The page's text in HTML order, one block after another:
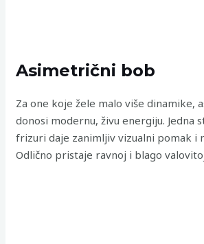
Asimetrični bob
Za one koje žele malo više dinamike,
donosi modernu, živu energiju. Jedna
frizuri daje zanimljiv vizualni pomak i
Odlično pristaje ravnoj i blago